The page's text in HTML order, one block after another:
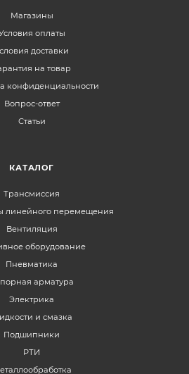
Магазины
оплаты
доставки
на товар
конфиденциальности
Вопрос-ответ
Статьи
КАТАЛОГ
Трансмиссия
линейного перемещения
Вентиляция
оборудование
Пневматика
арматура
Электрика
и смазка
Подшипники
РТИ